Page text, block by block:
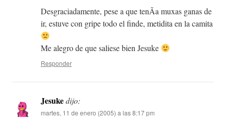
Desgraciadamente, pese a que tenÃ­a muxas ganas de
ir, estuve con gripe todo el finde, metidita en la camita
Me alegro de que saliese bien Jesuke
Responder
Jesukedijo:
martes, 11 de enero (2005) a las 8:17 pm